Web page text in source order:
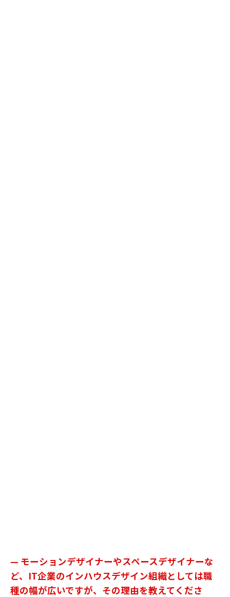
— モーションデザイナーやスペースデザイナーな
ど、IT企業のインハウスデザイン組織としては職
種の幅が広いですが、その理由を教えてくださ